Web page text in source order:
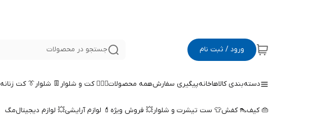
ورود / ثبت نام جستجو در محصولات
دسته‌بندی کالاهاخانهپیگیری سفارشهمه محصولات🤵🏻‍♀️ کت و شلوار 👖 شلوار👔 کت زنانه
👜 کیف👠 کفش👕 ست تیشرت و شلوار💥 فروش ویژه 💄 لوازم آرایشی💥 لوازم دیجیتالمگ